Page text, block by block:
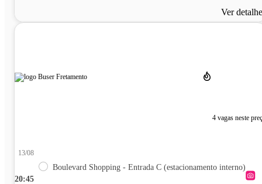
Ver
4 vagas neste
20:45
13/08
Boulevard Shopping - Entrada C (estacionamento interno)